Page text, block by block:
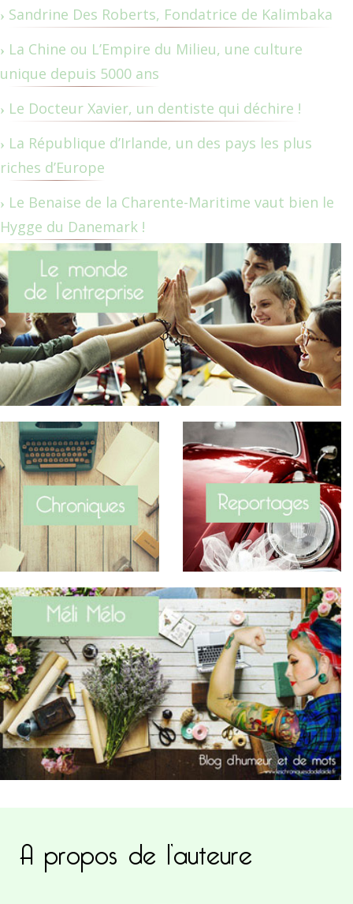
Sandrine Des Roberts, Fondatrice de Kalimbaka
La Chine ou L’Empire du Milieu, une culture
unique depuis 5000 ans
Le Docteur Xavier, un dentiste qui déchire !
La République d’Irlande, un des pays les plus
riches d’Europe
Le Benaise de la Charente-Maritime vaut bien le
Hygge du Danemark !
A propos de l’auteure